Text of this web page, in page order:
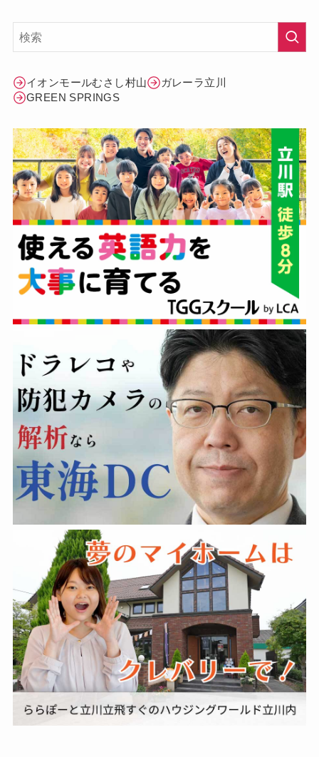
イオンモールむさし村山
ガレーラ立川
GREEN SPRINGS